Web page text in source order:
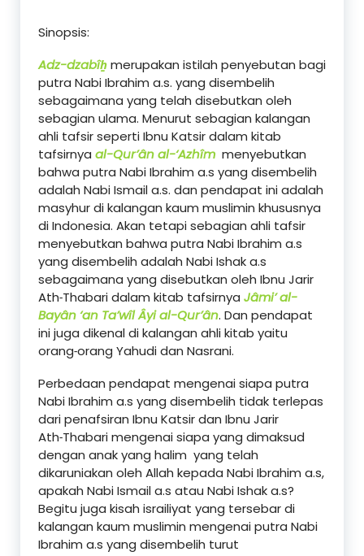
Sinopsis:
Adz-dzabîẖmerupakan istilah penyebutan bagi
putra Nabi Ibrahim a.s. yang disembelih
sebagaimana yang telah disebutkan oleh
sebagian ulama. Menurut sebagian kalangan
ahli tafsir seperti Ibnu Katsir dalam kitab
tafsirnya al-Qur’ân al-‘Azhîmmenyebutkan
bahwa putra Nabi Ibrahim a.s yang disembelih
adalah Nabi Ismail a.s. dan pendapat ini adalah
masyhur di kalangan kaum muslimin khususnya
di Indonesia. Akan tetapi sebagian ahli tafsir
menyebutkan bahwa putra Nabi Ibrahim a.s
yang disembelih adalah Nabi Ishak a.s
sebagaimana yang disebutkan oleh Ibnu Jarir
Ath˗Thabari dalam kitab tafsirnya Jâmi’ al-
Bayân ‘an Ta’wîl Âyi al-Qur’ân. Dan pendapat
ini juga dikenal di kalangan ahli kitab yaitu
orang˗orang Yahudi dan Nasrani.
Perbedaan pendapat mengenai siapa putra
Nabi Ibrahim a.s yang disembelih tidak terlepas
dari penafsiran Ibnu Katsir dan Ibnu Jarir
Ath˗Thabari mengenai siapa yang dimaksud
dengan anak yang halim yang telah
dikaruniakan oleh Allah kepada Nabi Ibrahim a.s,
apakah Nabi Ismail a.s atau Nabi Ishak a.s?
Begitu juga kisah israiliyat yang tersebar di
kalangan kaum muslimin mengenai putra Nabi
Ibrahim a.s yang disembelih turut